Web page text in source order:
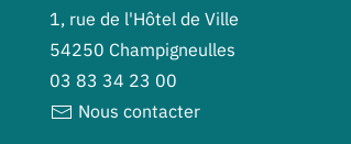
1, rue de l'Hôtel de Ville
54250 Champigneulles
03 83 34 23 00
Nous contacter